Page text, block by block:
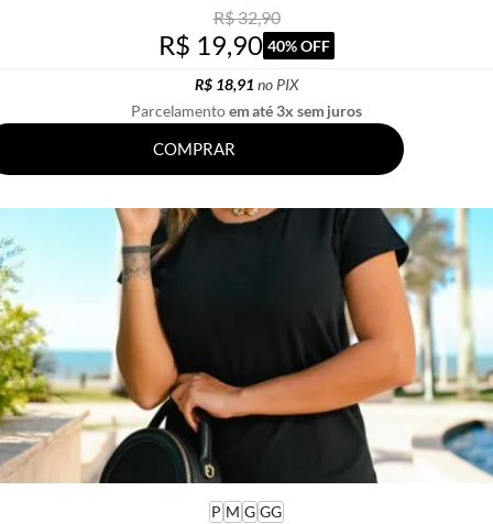
R$ 32,90
R$ 19,90 40% OFF
R$ 18,91 no PIX
Parcelamentoem até 3x sem juros
COMPRAR
P M G GG